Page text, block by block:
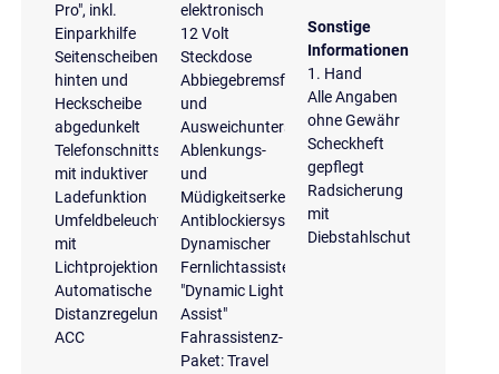
Pro", inkl.
Einparkhilfe
Seitenscheiben
hinten und
Heckscheibe
abgedunkelt
Telefonschnittstelle
mit induktiver
Ladefunktion
Umfeldbeleuchtung
mit
Lichtprojektion
Automatische
Distanzregelung
ACC
elektronisch
12 Volt
Steckdose
Abbiegebremsfunktion
und
Ausweichunterstützung
Ablenkungs-
und
Müdigkeitserkennung
Antiblockiersystem
Dynamischer
Fernlichtassistent
"Dynamic Light
Assist"
Fahrassistenz-
Paket: Travel
Sonstige
Informationen
1. Hand
Alle Angaben
ohne Gewähr
Scheckheft
gepflegt
Radsicherung
mit
Diebstahlschutz